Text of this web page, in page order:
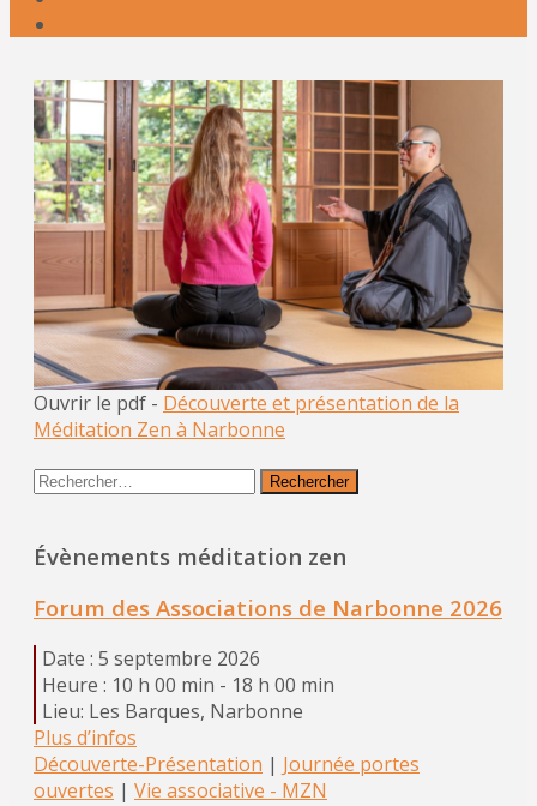
Ouvrir le pdf - Découverte et présentation de la
Méditation Zen à Narbonne
Rechercher :
Évènements méditation zen
Forum des Associations de Narbonne 2026
Date : 5 septembre 2026
Heure : 10 h 00 min - 18 h 00 min
Lieu: Les Barques, Narbonne
Plus d’infos
Découverte-Présentation | Journée portes
ouvertes | Vie associative - MZN